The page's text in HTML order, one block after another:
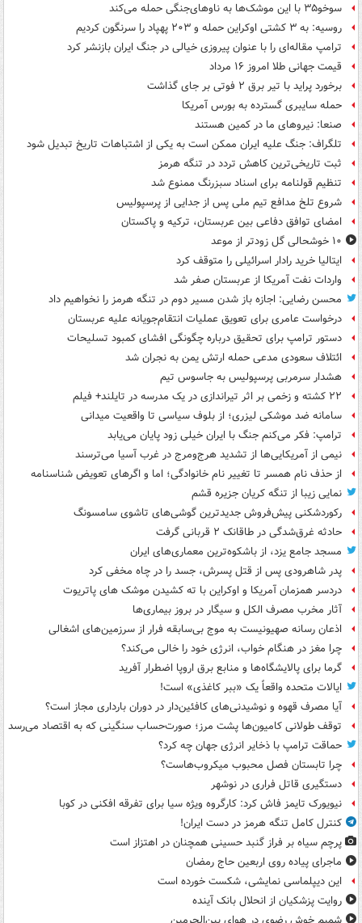
سوخو۳۵ با این موشک‌ها به ناوهای‌جنگی حمله می‌کند
روسیه: به ۳ کشتی اوکراین حمله و ۲۰۳ پهپاد را سرنگون کردیم
ترامپ مقاله‌ای را با عنوان پیروزی خیالی در جنگ ایران بازنشر کرد
قیمت جهانی طلا امروز ۱۶ مرداد
برخورد پراید با تیر برق ۲ فوتی بر جای گذاشت
حمله سایبری گسترده به بورس آمریکا
صنعا: نیروهای ما در کمین‌ هستند
تلگراف: جنگ علیه ایران ممکن است به یکی از اشتباهات تاریخ تبدیل شود
ثبت تاریخی‌ترین کاهش تردد در تنگه هرمز
تنظیم قولنامه برای اسناد سبزرنگ ممنوع شد
شروع تلخ مدافع تیم ملی پس از جدایی از پرسپولیس
امضای توافق دفاعی بین عربستان، ترکیه و پاکستان
۱۰ خوشحالی گل زودتر از موعد
ایتالیا خرید رادار اسرائیلی را متوقف کرد
واردات نفت آمریکا از عربستان صفر شد
محسن رضایی: اجازه باز شدن مسیر دوم در تنگه هرمز را نخواهیم داد
درخواست عامری برای تعویق عملیات انتقام‌جویانه علیه عربستان
دستور ترامپ برای تحقیق درباره چگونگی افشای کمبود تسلیحات
ائتلاف سعودی مدعی حمله ارتش یمن به نجران شد
هشدار سرمربی پرسپولیس به جاسوس تیم
۲۲ کشته و زخمی بر اثر تیراندازی در یک مدرسه در تایلند+ فیلم
سامانه ضد موشکی لیزری؛ از بلوف سیاسی تا واقعیت میدانی
ترامپ: فکر می‌کنم جنگ با ایران خیلی زود پایان می‌یابد
نیمی از آمریکایی‌ها از تشدید هرج‌ومرج در غرب آسیا می‌ترسند
از حذف نام همسر تا تغییر نام خانوادگی؛ اما و اگرهای تعویض شناسنامه
نمایی زیبا از تنگه کریان جزیره قشم
رکوردشکنی پیش‌فروش جدیدترین گوشی‌های تاشوی سامسونگ
حادثه غرق‌شدگی در طاقانک ۲ قربانی گرفت
مسجد جامع یزد، از باشکوه‌ترین معماری‌های ایران
پدر شاهرودی پس از قتل پسرش، جسد را در چاه مخفی کرد
دردسر همزمان آمریکا و اوکراین با ته کشیدن موشک های پاتریوت
آثار مخرب مصرف الکل و سیگار در بروز بیماری‌ها
اذعان رسانه صهیونیست به موج بی‌سابقه فرار از سرزمین‌های اشغالی
چرا مغز در هنگام خواب، انرژی خود را خالی می‌کند؟
گرما برای پالایشگاه‌ها و منابع برق اروپا اضطرار آفرید
ایالات متحده واقعاً یک «ببر کاغذی» است!
آیا مصرف قهوه و نوشیدنی‌های کافئین‌دار در دوران بارداری مجاز است؟
توقف طولانی کامیون‌ها پشت مرز؛ صورت‌حساب سنگینی که به اقتصاد می‌رسد
حماقت ترامپ با ذخایر انرژی جهان چه کرد؟
چرا تابستان فصل محبوب میکروب‌هاست؟
دستگیری قاتل فراری در نوشهر
نیویورک تایمز فاش کرد: کارگروه ویژه سیا برای تفرقه افکنی در کوبا
کنترل کامل تنگه هرمز در دست ایران!
پرچم سیاه بر فراز گنبد حسینی همچنان در اهتزاز است
ماجرای پیاده روی اربعین حاج رمضان
این دیپلماسی نمایشی، شکست خورده است
روایت پزشکیان از انحلال بانک آینده